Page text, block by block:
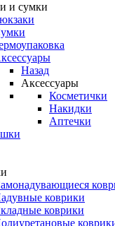
и сумки
Назад
Аксессуары
Косметички
Накидки
Аптечки
коврики
коврики